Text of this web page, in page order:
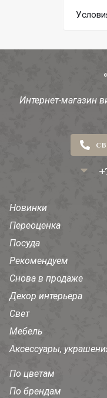
Интернет-магазин
Новинки
Переоценка
Посуда
Рекомендуем
Снова в продаже
Декор интерьера
Свет
Мебель
Аксессуары,
По цветам
По брендам